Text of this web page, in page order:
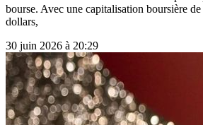
bourse. Avec une capitalisation boursière
dollars,
30 juin 2026 à 20:29